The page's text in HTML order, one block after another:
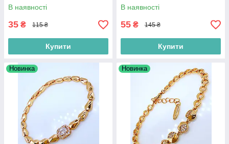
В наявності
35 ₴ 115 ₴
Купити
В наявності
55 ₴ 145 ₴
Купити
Новинка Новинка